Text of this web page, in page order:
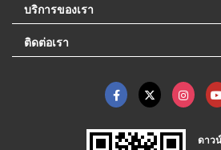
บริการของเรา
ติดต่อเรา
ดาว